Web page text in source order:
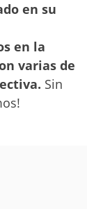
en su
en la
varias de
Sin